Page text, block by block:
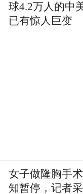
球4.2万人的中
已有惊人巨变
女子做隆胸手
知暂停，记者